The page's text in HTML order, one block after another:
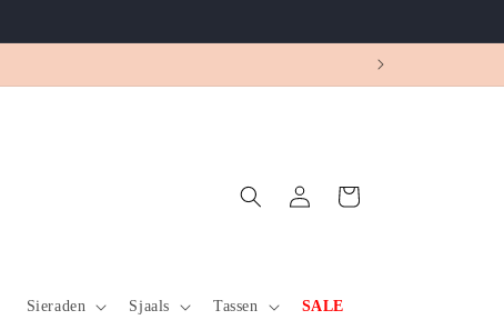
Sieraden Sjaals Tassen SALE
InloggenWinkelwagen